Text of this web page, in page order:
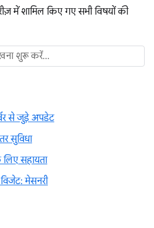
में शामिल किए गए सभी विषयों की
से जुड़े अपडेट
सुविधा
सहायता
मेसनरी